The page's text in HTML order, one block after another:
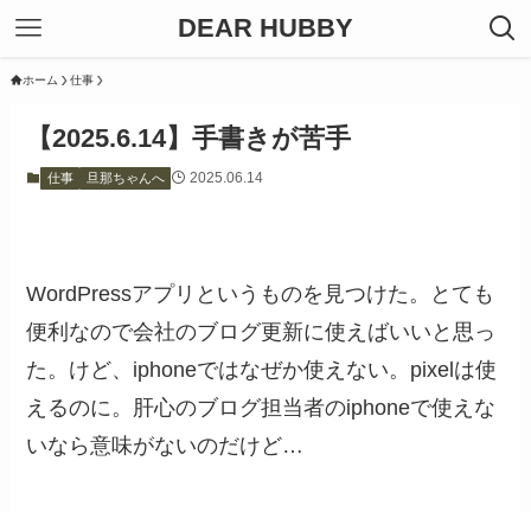
DEAR HUBBY
ホーム 仕事
【2025.6.14】手書きが苦手
仕事 旦那ちゃんへ 2025.06.14
WordPressアプリというものを見つけた。とても
便利なので会社のブログ更新に使えばいいと思っ
た。けど、iphoneではなぜか使えない。pixelは使
えるのに。肝心のブログ担当者のiphoneで使えな
いなら意味がないのだけど…